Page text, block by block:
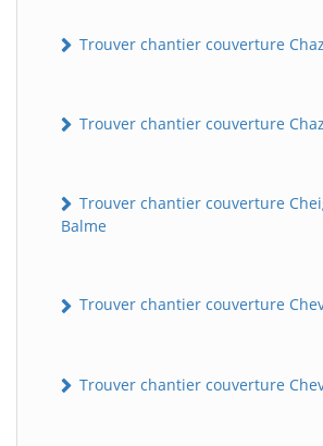
Trouver chantier couverture
Trouver chantier couverture
Trouver chantier couverture
Balme
Trouver chantier couverture
Trouver chantier couverture